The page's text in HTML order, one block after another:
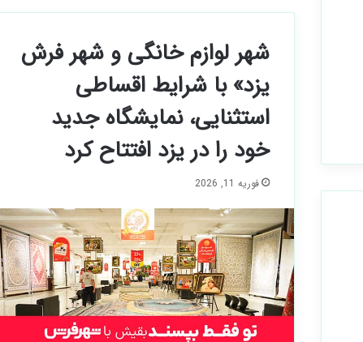
شهر لوازم خانگی و شهر فرش
یزد» با شرایط اقساطی
استثنایی، نمایشگاه جدید
خود را در یزد افتتاح کرد
فوریه 11, 2026